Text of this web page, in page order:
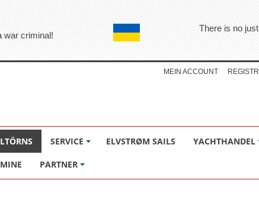
war criminal!
There is no
MEIN ACCOUNT
SERVICE ELVSTRØM SAILS YACHTHANDEL
PARTNER